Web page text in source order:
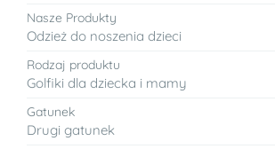
Nasze Produkty
Odzież do noszenia dzieci
Rodzaj produktu
Golfiki dla dziecka i mamy
Gatunek
Drugi gatunek